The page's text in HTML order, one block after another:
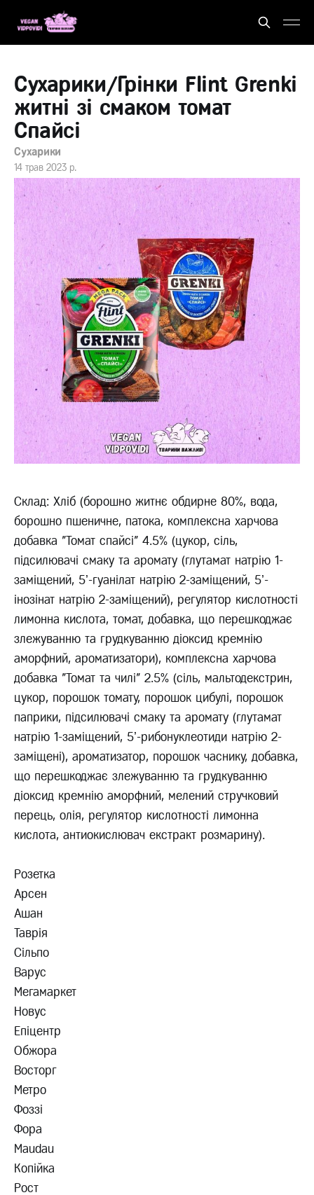
Сухарики/Грінки Flint Grenki
житні зі смаком томат
Спайсі
Сухарики
14 трав 2023 р.
Склад: Хліб (борошно житнє обдирне 80%, вода,
борошно пшеничне, патока, комплексна харчова
добавка "Томат спайсі" 4.5% (цукор, сіль,
підсилювачі смаку та аромату (глутамат натрію 1-
заміщений, 5ʼ-гуанілат натрію 2-заміщений, 5ʼ-
інозінат натрію 2-заміщений), регулятор кислотності
лимонна кислота, томат, добавка, що перешкоджає
злежуванню та грудкуванню діоксид кремнію
аморфний, ароматизатори), комплексна харчова
добавка "Томат та чилі" 2.5% (сіль, мальтодекстрин,
цукор, порошок томату, порошок цибулі, порошок
паприки, підсилювачі смаку та аромату (глутамат
натрію 1-заміщений, 5ʼ-рибонуклеотиди натрію 2-
заміщені), ароматизатор, порошок часнику, добавка,
що перешкоджає злежуванню та грудкуванню
діоксид кремнію аморфний, мелений стручковий
перець, олія, регулятор кислотності лимонна
кислота, антиокислювач екстракт розмарину).
Розетка
Арсен
Ашан
Таврія
Сільпо
Варус
Мегамаркет
Новус
Епіцентр
Обжора
Восторг
Метро
Фоззі
Фора
Maudau
Копійка
Рост